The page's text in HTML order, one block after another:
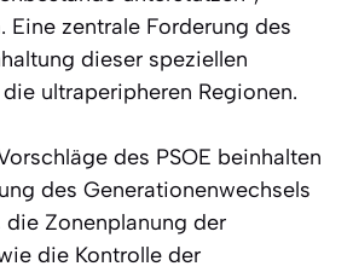
Eine zentrale Forderung des
dieser speziellen
ultraperipheren Regionen.
des PSOE beinhalten
des Generationenwechsels
Zonenplanung der
die Kontrolle der